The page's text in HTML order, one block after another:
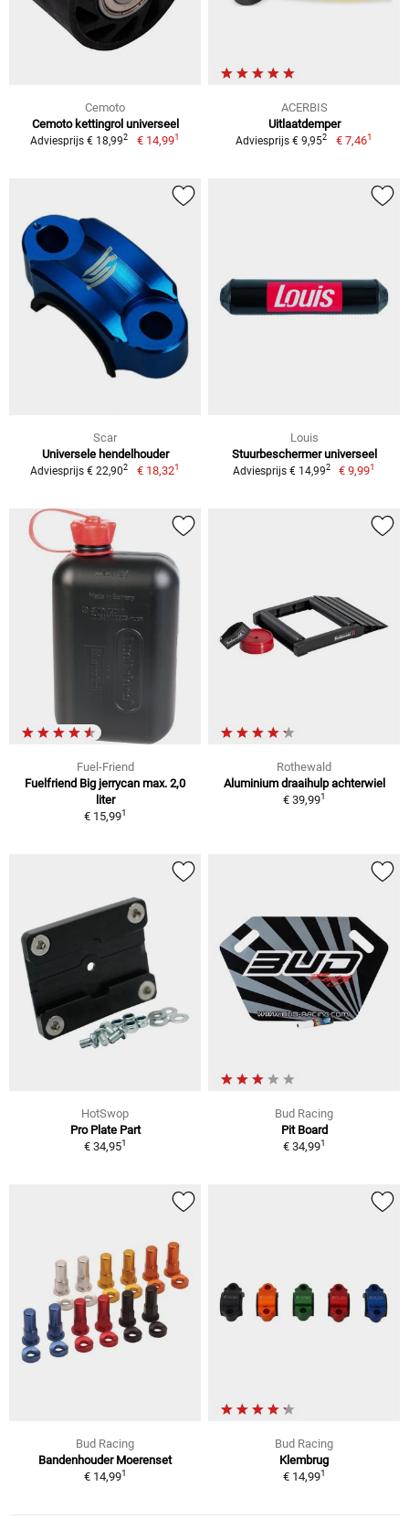
Cemoto
Cemoto kettingrol universeel
Adviesprijs € 18,992 € 14,991
ACERBIS
Uitlaatdemper
Adviesprijs € 9,952 € 7,461
Scar
Universele hendelhouder
Adviesprijs € 22,902 € 18,321
Louis
Stuurbeschermer universeel
Adviesprijs € 14,992 € 9,991
Fuel-Friend
Fuelfriend Big jerrycan max. 2,0
liter
€ 15,991
Rothewald
Aluminium draaihulp achterwiel
€ 39,991
HotSwop
Pro Plate Part
€ 34,951
Bud Racing
Pit Board
€ 34,991
Bud Racing
Bandenhouder Moerenset
€ 14,991
Bud Racing
Klembrug
€ 14,991